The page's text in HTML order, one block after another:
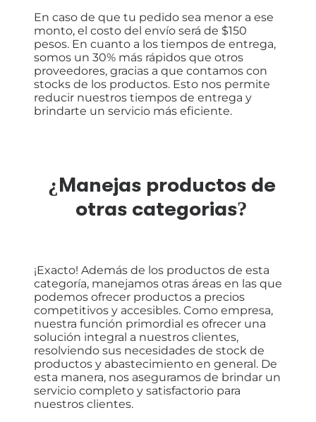
En caso de que tu pedido sea menor a ese
monto, el costo del envío será de $150
pesos. En cuanto a los tiempos de entrega,
somos un 30% más rápidos que otros
proveedores, gracias a que contamos con
stocks de los productos. Esto nos permite
reducir nuestros tiempos de entrega y
brindarte un servicio más eficiente.
¿Manejas productos de
otras categorias?
¡Exacto! Además de los productos de esta
categoría, manejamos otras áreas en las que
podemos ofrecer productos a precios
competitivos y accesibles. Como empresa,
nuestra función primordial es ofrecer una
solución integral a nuestros clientes,
resolviendo sus necesidades de stock de
productos y abastecimiento en general. De
esta manera, nos aseguramos de brindar un
servicio completo y satisfactorio para
nuestros clientes.